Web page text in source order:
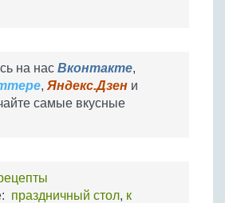
на нас Вконтакте,
, Яндекс.Дзен и
самые вкусные
праздничный стол, к